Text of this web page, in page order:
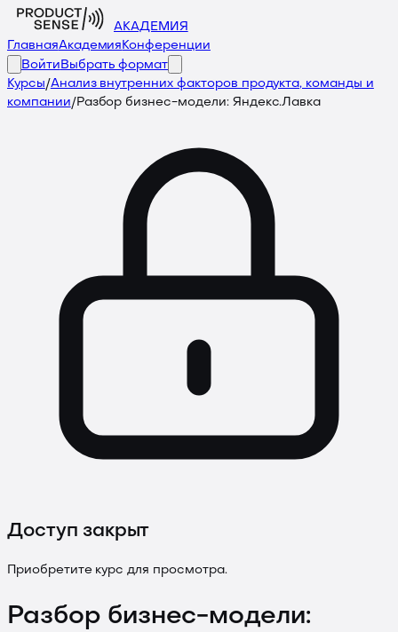
АКАДЕМИЯ
ГлавнаяАкадемия Конференции
Войти Выбрать формат
Курсы/Анализ внутренних факторов продукта, команды и
компании/ Разбор бизнес-модели: Яндекс.Лавка
Доступ закрыт
Приобретите курс для просмотра.
Разбор бизнес-модели: